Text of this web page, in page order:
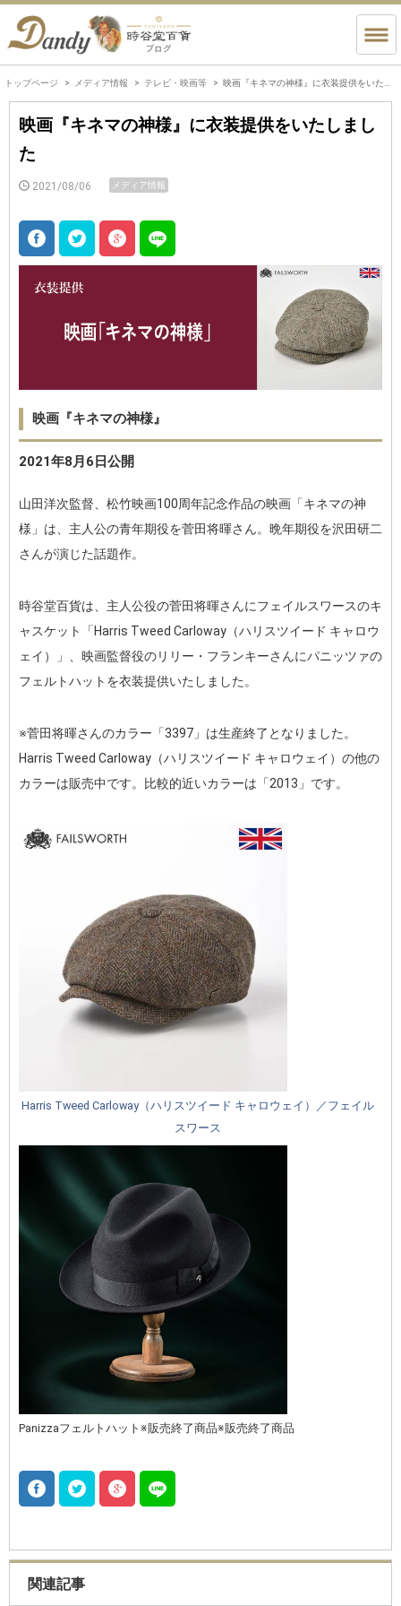
トップページ メディア情報 テレビ・映画等 映画『キネマの神様』に衣装提供をいたしました
映画『キネマの神様』に衣装提供をいたしまし
た
2021/08/06 メディア情報
映画『キネマの神様』
2021年8月6日公開
山田洋次監督、松竹映画100周年記念作品の映画「キネマの神
様」は、主人公の青年期役を菅田将暉さん。晩年期役を沢田研二
さんが演じた話題作。
時谷堂百貨は、主人公役の菅田将暉さんにフェイルスワースのキ
ャスケット「Harris Tweed Carloway（ハリスツイード キャロウ
ェイ）」、映画監督役のリリー・フランキーさんにパニッツァの
フェルトハットを衣装提供いたしました。
※菅田将暉さんのカラー「3397」は生産終了となりました。
Harris Tweed Carloway（ハリスツイード キャロウェイ）の他の
カラーは販売中です。比較的近いカラーは「2013」です。
Harris Tweed Carloway（ハリスツイード キャロウェイ）／フェイル
スワース
Panizzaフェルトハット※販売終了商品※販売終了商品
関連記事